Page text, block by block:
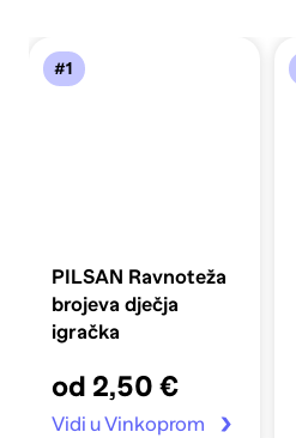
#1
PILSAN Ravnoteža
brojeva dječja
igračka
od 2,50 €
Vidi u Vinkoprom